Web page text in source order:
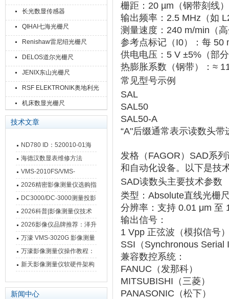
长光数显传感器
QIHAI七海光栅尺
Renishaw雷尼绍光栅尺
DELOS道尔光栅尺
JENIX东山光栅尺
RSF ELEKTRONIK奥地利光
栅尺
机床数显光栅尺
技术文章
ND780 ID：520010-01海
德汉数显表故障维修内容
海德汉数显表维修方法
VMS-2010FS/VMS-
3020FS/VMS-4030FS手动
影像测量仪技术参数
2026精密影像测量仪选购指
南 靠谱品牌一站式选型推荐
DC3000/DC-3000测量投影
仪万濠数据处理器数显表故
障维修方法
2026科普|影像测量仪技术
原理、分类及选型应用
2026影像仪品牌推荐：泽升
影像测量仪选型指南
万濠 VMS-3020G 影像测量
仪技术规格与应用解析
万濠影像测量仪操作教程：
从开机到出报告，新手也能
新天影像测量仪软硬件架构
新闻中心
栅距 ‌：‌ 20 µm ‌（钢带刻线）
输出频率 ‌：‌ 2.5 MHz （如
测量速度 ‌：‌ 240 m/min （
参考点标记（I0）
‌：每 ‌ 50
供电电压 ‌：‌ 5 V ±5% （部
热膨胀系数（钢带）
‌：≈ ‌
常见型号示例
SAL
SAL50
SAL50-A
“A"后缀通常表示读数头‌带
发格（FAGOR）SAD系
和自动化设备。以下是技
SAD读数头主要技术参数
类型 ：Absolute直线光栅
分辨率 ‌：支持 ‌ 0.01 μm 至
输出信号 ‌：
1 Vpp 正弦波 （模拟信号
SSI（Synchronous Serial
兼容数控系统 ‌：
FANUC ‌（发那科）
MITSUBISHI ‌（三菱）
PANASONIC ‌（松下）